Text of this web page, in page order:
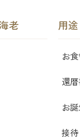
老 用
お
還
お
接